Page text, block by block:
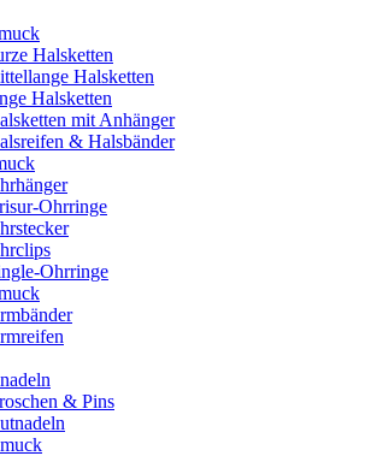
Halsketten
Halsketten
Halsketten
mit Anhänger
& Halsbänder
Ohrringe
Ohrringe
& Pins